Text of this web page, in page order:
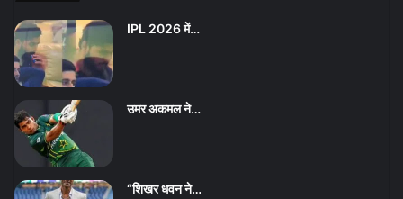
IPL 2026 में…
उमर अकमल ने…
“शिखर धवन ने…